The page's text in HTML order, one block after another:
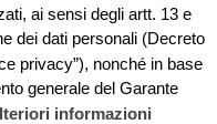
per l’ultimo saluto
i segnali veri
ai sensi degli artt. 13 e
dei dati personali (Decreto
privacy”), nonché in base
generale del Garante
informazioni